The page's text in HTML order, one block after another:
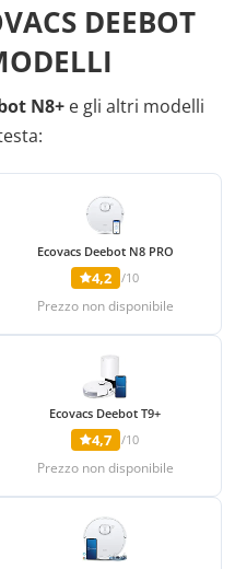
DEEBOT
N8+ e gli altri modelli
Ecovacs Deebot N8 PRO
4,2 /10
Prezzo non disponibile
Ecovacs Deebot T9+
4,7 /10
Prezzo non disponibile